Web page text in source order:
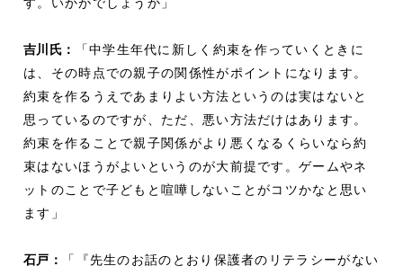
す。いかがでしょうか」
吉川氏：
「中学生年代に新しく約束を作っていくときに
は、その時点での親子の関係性がポイントになります。
約束を作るうえであまりよい方法というのは実はないと
思っているのですが、ただ、悪い方法だけはあります。
約束を作ることで親子関係がより悪くなるくらいなら約
束はないほうがよいというのが大前提です。ゲームやネ
ットのことで子どもと喧嘩しないことがコツかなと思い
ます」
石戸：
「『先生のお話のとおり保護者のリテラシーがない